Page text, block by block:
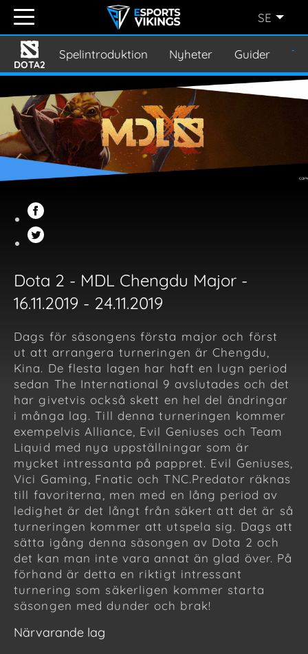
DOTA2
Spelintroduktion Nyheter Guider
SE
ENGLISH (EN)
SVENSKA (SE)
SUOMI
JAPANESE
Dota 2 - MDL Chengdu Major -
16.11.2019 - 24.11.2019
Dags för säsongens första major och först
ut att arrangera turneringen är Chengdu,
Kina. De flesta lagen har haft en lugn period
sedan The International 9 avslutades och det
har givetvis också skett en hel del ändringar
i många lag. Till denna turneringen kommer
exempelvis Alliance, Evil Geniuses och Team
Liquid med nya uppställningar som är
mycket intressanta på pappret. Evil Geniuses,
Vici Gaming, Fnatic och TNC.Predator räknas
till favoriterna, men med en lång period av
ledighet är det långt från säkert att det är så
turneringen kommer att utspela sig. Dags att
sätta igång denna säsongen av Dota 2 och
det kan man inte vara annat än glad över. På
förhand är detta en riktigt intressant
turnering som säkerligen kommer starta
säsongen med dunder och brak!
Närvarande lag